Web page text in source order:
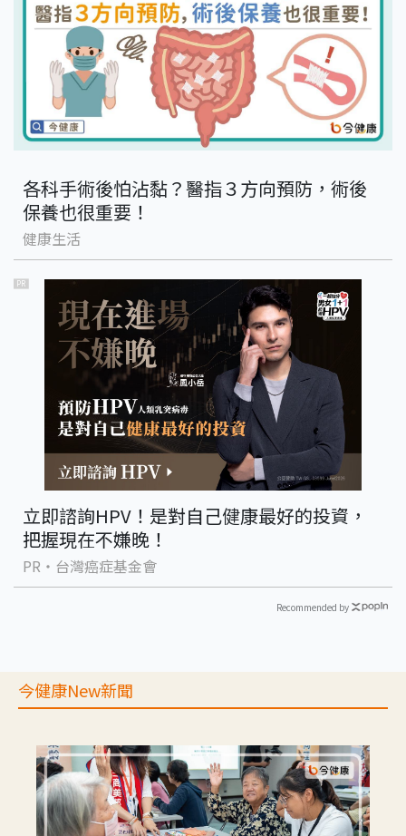
各科手術後怕沾黏？醫指３方向預防，術後
保養也很重要！
健康生活
PR
立即諮詢HPV！是對自己健康最好的投資，
把握現在不嫌晚！
PR・台灣癌症基金會
Recommended by
今健康New新聞